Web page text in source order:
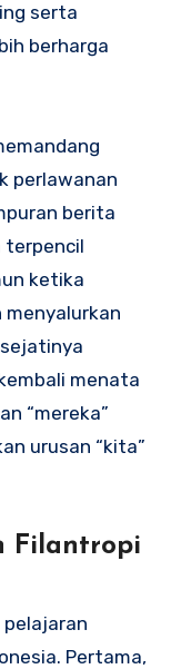
serta
berharga
perlawanan
berita
terpencil
ketika
menyalurkan
menata
“mereka”
urusan “kita”
Filantropi
pelajaran
Pertama,